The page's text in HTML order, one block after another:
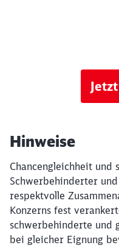
Hinweise
Chancengleichheit und
Schwerbehinderter
respektvolle
Konzerns fest
schwerbehinderte und
bei gleicher Eignung